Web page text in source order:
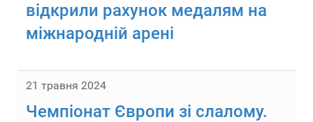
відкрили рахунок медалям на
міжнародній арені
21 травня 2024
Чемпіонат Європи зі слалому.